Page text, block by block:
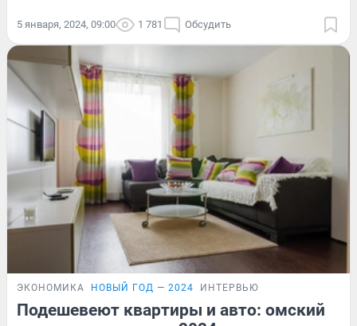
5 января, 2024, 09:00 1 781 Обсудить
ЭКОНОМИКА НОВЫЙ ГОД — 2024 ИНТЕРВЬЮ
Подешевеют квартиры и авто: омский